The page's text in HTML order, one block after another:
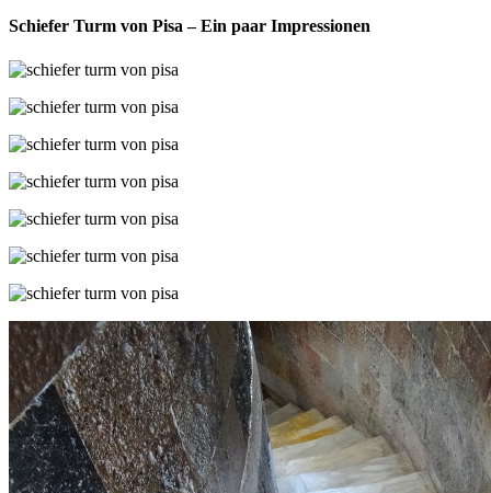
Schiefer Turm von Pisa – Ein paar Impressionen